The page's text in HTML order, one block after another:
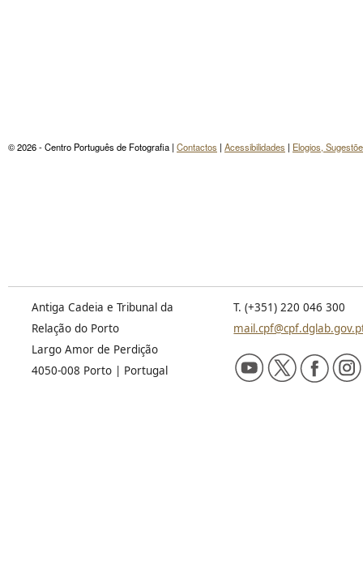
Antiga Cadeia e Tribunal da
Relação do Porto
Largo Amor de Perdição
4050-008 Porto | Portugal
T. (+351) 220 046 300
© 2026 - Centro Português de Fotografia | Contactos | Acessibilidades | Elogios,